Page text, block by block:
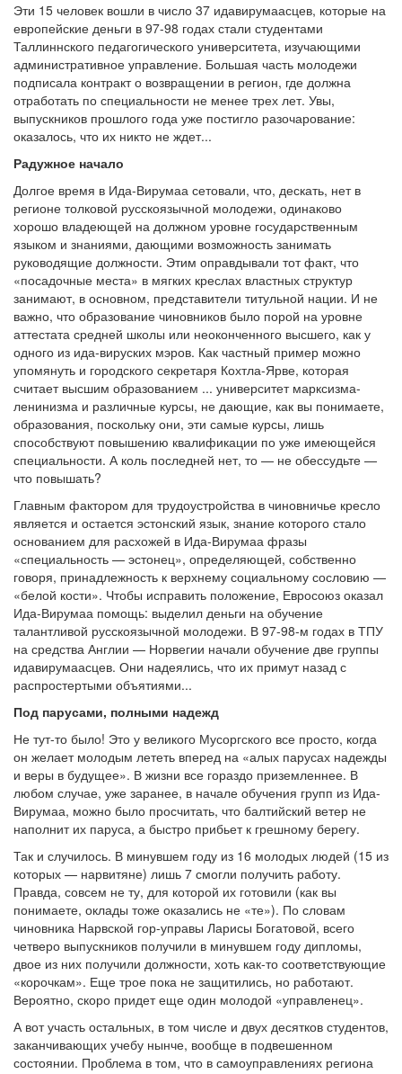
Эти 15 человек вошли в число 37 идавирумаасцев, которые на
европейские деньги в 97-98 годах стали студентами
Таллиннского педагогического университета, изучающими
административное управление. Большая часть молодежи
подписала контракт о возвращении в регион, где должна
отработать по специальности не менее трех лет. Увы,
выпускников прошлого года уже постигло разочарование:
оказалось, что их никто не ждет...
Радужное начало
Долгое время в Ида-Вирумаа сетовали, что, дескать, нет в
регионе толковой русскоязычной молодежи, одинаково
хорошо владеющей на должном уровне государственным
языком и знаниями, дающими возможность занимать
руководящие должности. Этим оправдывали тот факт, что
«посадочные места» в мягких креслах властных структур
занимают, в основном, представители титульной нации. И не
важно, что образование чиновников было порой на уровне
аттестата средней школы или неоконченного высшего, как у
одного из ида-вируских мэров. Как частный пример можно
упомянуть и городского секретаря Кохтла-Ярве, которая
считает высшим образованием ... университет марксизма-
ленинизма и различные курсы, не дающие, как вы понимаете,
образования, поскольку они, эти самые курсы, лишь
способствуют повышению квалификации по уже имеющейся
специальности. А коль последней нет, то — не обессудьте —
что повышать?
Главным фактором для трудоустройства в чиновничье кресло
является и остается эстонский язык, знание которого стало
основанием для расхожей в Ида-Вирумаа фразы
«специальность — эстонец», определяющей, собственно
говоря, принадлежность к верхнему социальному сословию —
«белой кости». Чтобы исправить положение, Евросоюз оказал
Ида-Вирумаа помощь: выделил деньги на обучение
талантливой русскоязычной молодежи. В 97-98-м годах в ТПУ
на средства Англии — Норвегии начали обучение две группы
идавирумаасцев. Они надеялись, что их примут назад с
распростертыми объятиями...
Под парусами, полными надежд
Не тут-то было! Это у великого Мусоргского все просто, когда
он желает молодым лететь вперед на «алых парусах надежды
и веры в будущее». В жизни все гораздо приземленнее. В
любом случае, уже заранее, в начале обучения групп из Ида-
Вирумаа, можно было просчитать, что балтийский ветер не
наполнит их паруса, а быстро прибьет к грешному берегу.
Так и случилось. В минувшем году из 16 молодых людей (15 из
которых — нарвитяне) лишь 7 смогли получить работу.
Правда, совсем не ту, для которой их готовили (как вы
понимаете, оклады тоже оказались не «те»). По словам
чиновника Нарвской гор-управы Ларисы Богатовой, всего
четверо выпускников получили в минувшем году дипломы,
двое из них получили должности, хоть как-то соответствующие
«корочкам». Еще трое пока не защитились, но работают.
Вероятно, скоро придет еще один молодой «управленец».
А вот участь остальных, в том числе и двух десятков студентов,
заканчивающих учебу нынче, вообще в подвешенном
состоянии. Проблема в том, что в самоуправлениях региона